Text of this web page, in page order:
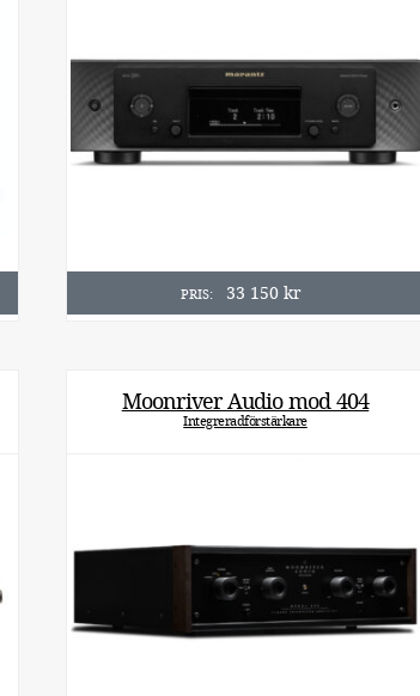
PRIS: 33 150 kr
Moonriver Audio mod 404
Integreradförstärkare